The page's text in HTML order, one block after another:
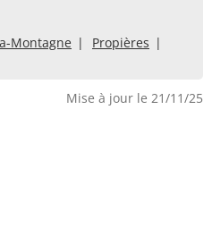
Montagne
Propières
Mise à jour le 21/11/25